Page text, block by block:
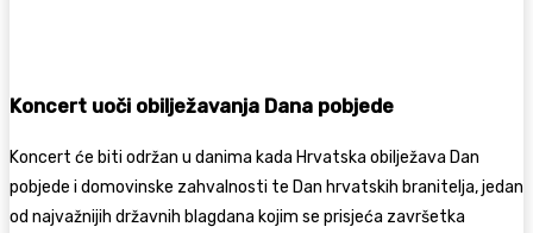
Koncert uoči obilježavanja Dana pobjede
Koncert će biti održan u danima kada Hrvatska obilježava Dan
pobjede i domovinske zahvalnosti te Dan hrvatskih branitelja, jedan
od najvažnijih državnih blagdana kojim se prisjeća završetka